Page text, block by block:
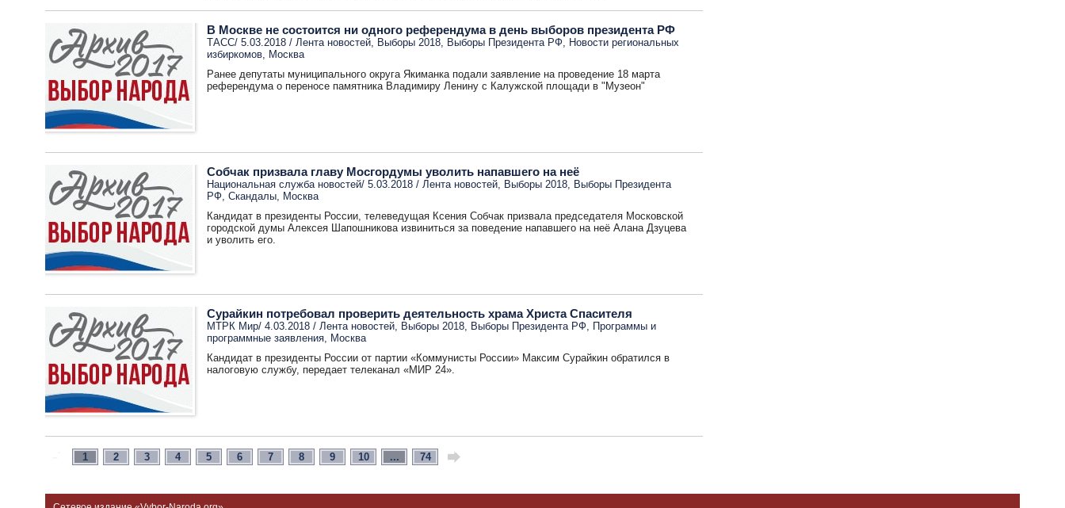
В Москве не состоится ни одного референдума в день выборов президента РФ
ТАСС/ 5.03.2018 / Лента новостей, Выборы 2018, Выборы Президента РФ, Новости региональных
избиркомов, Москва
Ранее депутаты муниципального округа Якиманка подали заявление на проведение 18 марта
референдума о переносе памятника Владимиру Ленину с Калужской площади в "Музеон"
Собчак призвала главу Мосгордумы уволить напавшего на неё
Национальная служба новостей/ 5.03.2018 / Лента новостей, Выборы 2018, Выборы Президента
РФ, Скандалы, Москва
Кандидат в президенты России, телеведущая Ксения Собчак призвала председателя Московской
городской думы Алексея Шапошникова извиниться за поведение напавшего на неё Алана Дзуцева
и уволить его.
Сурайкин потребовал проверить деятельность храма Христа Спасителя
МТРК Мир/ 4.03.2018 / Лента новостей, Выборы 2018, Выборы Президента РФ, Программы и
программные заявления, Москва
Кандидат в президенты России от партии «Коммунисты России» Максим Сурайкин обратился в
налоговую службу, передает телеканал «МИР 24».
1 2 3 4 5 6 7 8 9 10 ... 74